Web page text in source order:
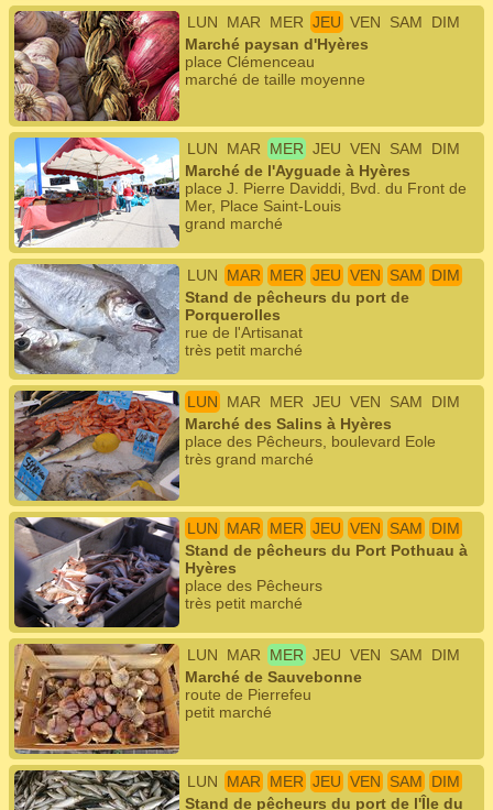
LUN MAR MER JEU VEN SAM
DIM
Marché paysan d'Hyères
place Clémenceau
marché de taille moyenne
LUN MAR MER JEU VEN SAM
DIM
Marché de l'Ayguade à Hyères
place J. Pierre Daviddi, Bvd. du Front de
Mer, Place Saint-Louis
grand marché
LUN MAR MER JEU VEN SAM
DIM
Stand de pêcheurs du port de
Porquerolles
rue de l'Artisanat
très petit marché
LUN MAR MER JEU VEN SAM
DIM
Marché des Salins à Hyères
place des Pêcheurs, boulevard Eole
très grand marché
LUN MAR MER JEU VEN SAM
DIM
Stand de pêcheurs du Port Pothuau à
Hyères
place des Pêcheurs
très petit marché
LUN MAR MER JEU VEN SAM
DIM
Marché de Sauvebonne
route de Pierrefeu
petit marché
LUN MAR MER JEU VEN SAM
DIM
Stand de pêcheurs du port de l'Île du